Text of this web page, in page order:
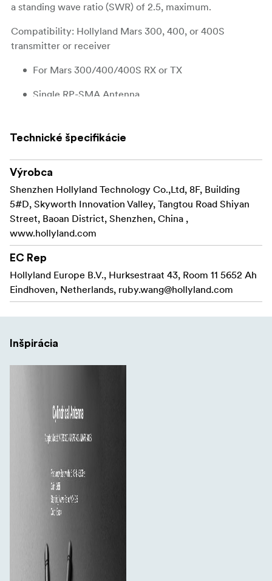
a standing wave ratio (SWR) of 2.5, maximum.
Compatibility: Hollyland Mars 300, 400, or 400S
transmitter or receiver
For Mars 300/400/400S RX or TX
Single RP-SMA Antenna
2 dBi Gain, SWR 2
Technické špecifikácie
Výrobca
Shenzhen Hollyland Technology Co.,Ltd, 8F, Building
5#D, Skyworth Innovation Valley, Tangtou Road Shiyan
Street, Baoan District, Shenzhen, China ,
www.hollyland.com
EC Rep
Hollyland Europe B.V., Hurksestraat 43, Room 11 5652 Ah
Eindhoven, Netherlands, ruby.wang@hollyland.com
Inšpirácia